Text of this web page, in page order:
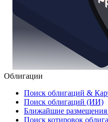
Облигации